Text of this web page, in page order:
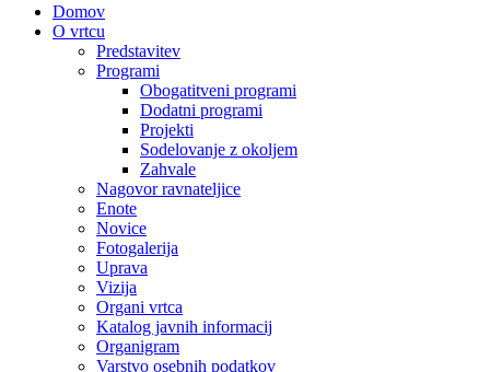
Domov
O vrtcu
Predstavitev
Programi
Obogatitveni programi
Dodatni programi
Projekti
Sodelovanje z okoljem
Zahvale
Nagovor ravnateljice
Enote
Novice
Fotogalerija
Uprava
Vizija
Organi vrtca
Katalog javnih informacij
Organigram
Varstvo osebnih podatkov